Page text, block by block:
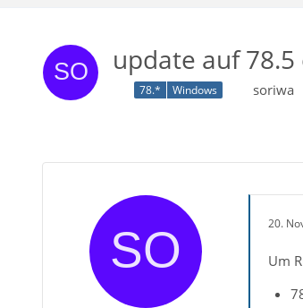
update auf
78.* Windows soriwa
20.
Um